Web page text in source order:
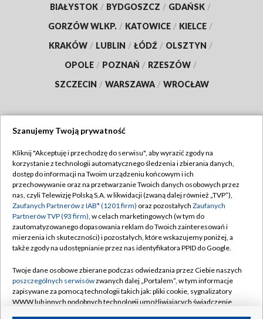
BIAŁYSTOK / BYDGOSZCZ / GDAŃSK /
GORZÓW WLKP. / KATOWICE / KIELCE /
KRAKÓW / LUBLIN / ŁÓDŹ / OLSZTYN /
OPOLE / POZNAŃ / RZESZÓW /
SZCZECIN / WARSZAWA / WROCŁAW
TVP
Abonament TVP
Emisja w TVP
Centrum informacji TVP
Naziemna Telewizja Cyfrowa
Rada Programowa
System NOS
Informacje o nadawcy
Regulamin TVP
Polityka prywatności
Moje zgody
Pomoc
Kontakt
Szanujemy Twoją prywatność
Kliknij "Akceptuję i przechodzę do serwisu", aby wyrazić zgody na
korzystanie z technologii automatycznego śledzenia i zbierania danych,
dostęp do informacji na Twoim urządzeniu końcowym i ich
przechowywanie oraz na przetwarzanie Twoich danych osobowych przez
nas, czyli Telewizję Polską S.A. w likwidacji (zwaną dalej również „TVP”),
Zaufanych Partnerów z IAB* (1201 firm) oraz pozostałych Zaufanych
Partnerów TVP (93 firm), w celach marketingowych (w tym do
zautomatyzowanego dopasowania reklam do Twoich zainteresowań i
mierzenia ich skuteczności) i pozostałych, które wskazujemy poniżej, a
także zgody na udostępnianie przez nas identyfikatora PPID do Google.
Twoje dane osobowe zbierane podczas odwiedzania przez Ciebie naszych
poszczególnych serwisówzwanych dalej „Portalem”, w tym informacje
zapisywane za pomocą technologii takich jak: pliki cookie, sygnalizatory
WWW lub innych podobnych technologii umożliwiających świadczenie